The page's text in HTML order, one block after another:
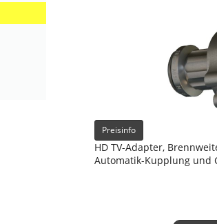
Preisinfo
HD TV-Adapter,
Automatik-Kupplung und